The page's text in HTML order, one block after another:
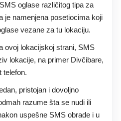
oglase različitog tipa za
je namenjena posetiocima koji
vezane za tu lokaciju.
ovoj lokacijskoj strani, SMS
lokacije, na primer Divčibare,
telefon.
pristojan i dovoljno
razume šta se nudi ili
uspešne SMS obrade i u